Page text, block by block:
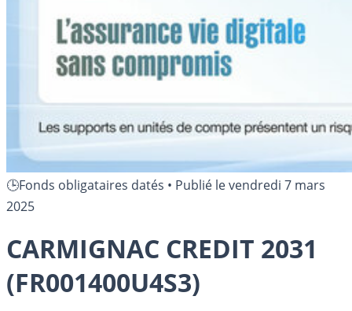
🕒Fonds obligataires datés • Publié levendredi 7 mars
2025
CARMIGNAC CREDIT 2031
(FR001400U4S3)